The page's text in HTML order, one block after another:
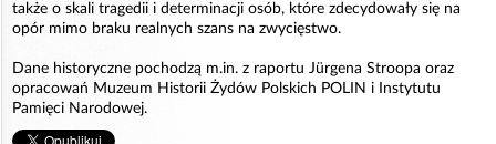
także o skali tragedii i determinacji osób, które zdecydowały się na
opór mimo braku realnych szans na zwycięstwo.
Dane historyczne pochodzą m.in. z raportu Jürgena Stroopa oraz
opracowań Muzeum Historii Żydów Polskich POLIN i Instytutu
Pamięci Narodowej.